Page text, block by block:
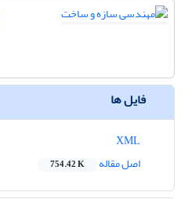
فایل ها
اصل مقاله
754.42 K